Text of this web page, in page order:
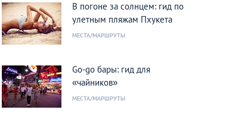
В погоне за солнцем: гид по
улетным пляжам Пхукета
МЕСТА/МАРШРУТЫ
Go-go бары: гид для
«чайников»
МЕСТА/МАРШРУТЫ